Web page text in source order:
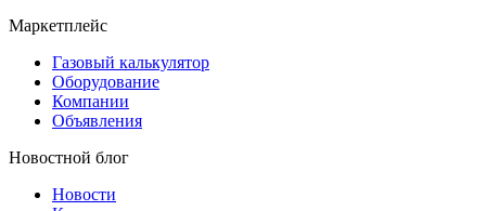
Маркетплейс
Газовый калькулятор
Оборудование
Компании
Объявления
Новостной блог
Новости